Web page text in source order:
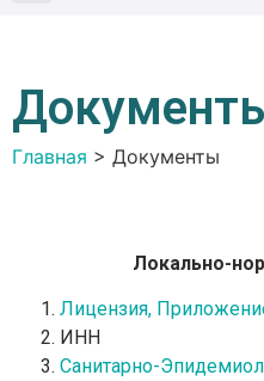
Главная > Документы
Локально-
Лицензия,
ИНН
Санитарно-